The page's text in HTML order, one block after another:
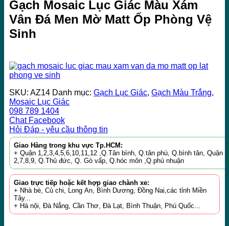
Gạch Mosaic Lục Giác Màu Xám
Vân Đá Men Mờ Matt Ốp Phòng Vệ
Sinh
SKU: AZ14 Danh mục: Gạch Lục Giác, Gạch Màu Trắng,
Mosaic Lục Giác
098 789 1404
Chat Facebook
Hỏi Đáp - yêu cầu thông tin
Giao Hàng trong khu vực Tp.HCM:
+ Quận 1,2,3,4,5,6,10,11,12 ,Q.Tân bình, Q.tân phú, Q.bình tân, Quận
2,7,8,9, Q.Thủ đức, Q. Gò vấp, Q.hóc môn ,Q.phú nhuận
Giao trực tiếp hoặc kết hợp giao chành xe:
+ Nhà bè, Củ chi, Long An, Bình Dương, Đồng Nai,các tỉnh Miền
Tây...
+ Hà nội, Đà Nẳng, Cần Thơ, Đà Lạt, Bình Thuận, Phú Quốc...